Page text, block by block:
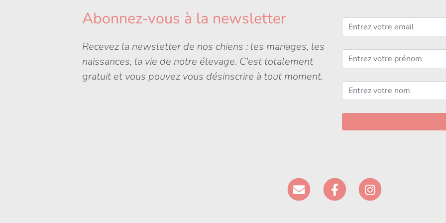
Abonnez-vous à la newsletter
Recevez la newsletter de nos chiens : les mariages, les
naissances, la vie de notre élevage. C'est totalement
gratuit et vous pouvez vous désinscrire à tout moment.